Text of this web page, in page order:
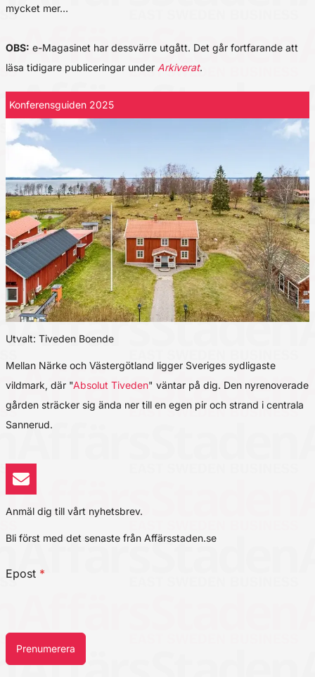
mycket mer…
OBS: e-Magasinet har dessvärre utgått. Det går fortfarande att
läsa tidigare publiceringar under Arkiverat.
Konferensguiden 2025
Utvalt: Tiveden Boende
Mellan Närke och Västergötland ligger Sveriges sydligaste
vildmark, där "Absolut Tiveden" väntar på dig. Den nyrenoverade
gården sträcker sig ända ner till en egen pir och strand i centrala
Sannerud.
Anmäl dig till vårt nyhetsbrev.
Bli först med det senaste från Affärsstaden.se
Epost *
Prenumerera